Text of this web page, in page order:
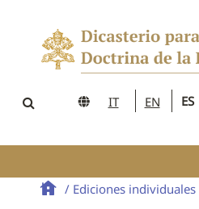
IT EN ES
/ Ediciones individuales